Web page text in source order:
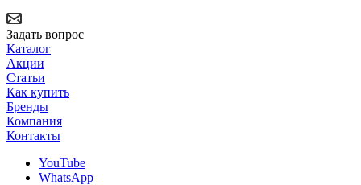
Задать вопрос
Каталог
Акции
Статьи
Как купить
Бренды
Компания
Контакты
YouTube
WhatsApp